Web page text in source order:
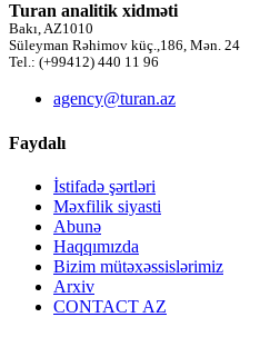
Turan analitik xidməti
Bakı, AZ1010
Süleyman Rəhimov küç.,186, Mən. 24
Tel.: (+99412) 440 11 96
agency@turan.az
Faydalı
İstifadə şərtləri
Məxfilik siyasti
Abunə
Haqqımızda
Bizim mütəxəssislərimiz
Arxiv
CONTACT AZ